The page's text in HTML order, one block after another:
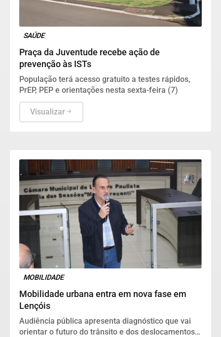
SAÚDE
Praça da Juventude recebe ação de
prevenção às ISTs
População terá acesso gratuito a testes rápidos,
PrEP, PEP e orientações nesta sexta-feira (7)
Visualizar
MOBILIDADE
Mobilidade urbana entra em nova fase em
Lençóis
Audiência pública apresenta diagnóstico que vai
orientar o futuro do trânsito e dos deslocamentos